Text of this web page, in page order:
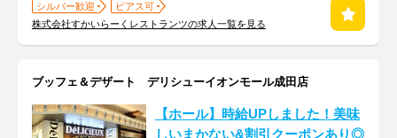
シルバー歓迎
ピアス可
株式会社すかいらーくレストランツの求人一覧を見る
ブッフェ＆デザート デリシューイオンモール成田店
【ホール】時給UPしました！美味
しいまかない&割引クーポンあり◎